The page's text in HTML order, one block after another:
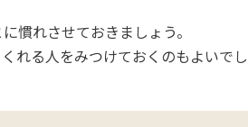
慣れさせておきましょう。
れる人をみつけておくのもよいでし